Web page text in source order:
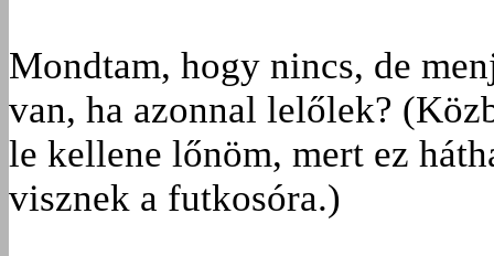
Mondtam, hogy nincs, de
van, ha azonnal lelőlek?
le kellene lőnöm, mert ez
visznek a futkosóra.)